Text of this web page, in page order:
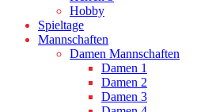
Hobby
Spieltage
Mannschaften
Damen Mannschaften
Damen 1
Damen 2
Damen 3